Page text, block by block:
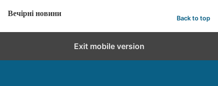
Вечірні новини Back to top
Exit mobile version